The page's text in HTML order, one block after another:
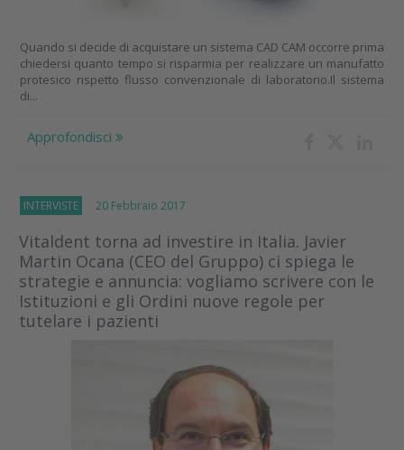
Quando si decide di acquistare un sistema CAD CAM occorre prima
chiedersi quanto tempo si risparmia per realizzare un manufatto
protesico rispetto flusso convenzionale di laboratorio.Il sistema
di...
Approfondisci
INTERVISTE 20 Febbraio 2017
Vitaldent torna ad investire in Italia. Javier
Martin Ocana (CEO del Gruppo) ci spiega le
strategie e annuncia: vogliamo scrivere con le
Istituzioni e gli Ordini nuove regole per
tutelare i pazienti